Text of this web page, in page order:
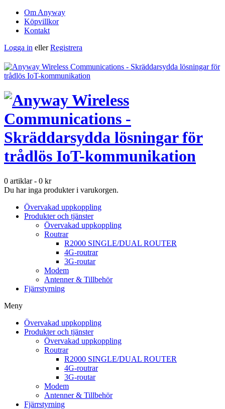
Om Anyway
Köpvillkor
Kontakt
Logga in ellerRegistrera
0 artiklar - 0 kr
Du har inga produkter i varukorgen.
Övervakad uppkoppling
Produkter och tjänster
Övervakad uppkoppling
Routrar
R2000 SINGLE/DUAL ROUTER
4G-routrar
3G-routar
Modem
Antenner & Tillbehör
Fjärrstyrning
Meny
Övervakad uppkoppling
Produkter och tjänster
Övervakad uppkoppling
Routrar
R2000 SINGLE/DUAL ROUTER
4G-routrar
3G-routar
Modem
Antenner & Tillbehör
Fjärrstyrning